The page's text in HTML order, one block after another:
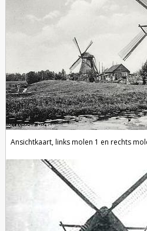
Ansichtkaart, links molen 1 en rechts